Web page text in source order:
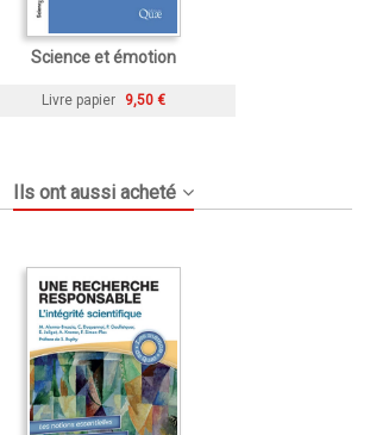
Science et émotion
Livre papier 9,50 €
Ils ont aussi acheté